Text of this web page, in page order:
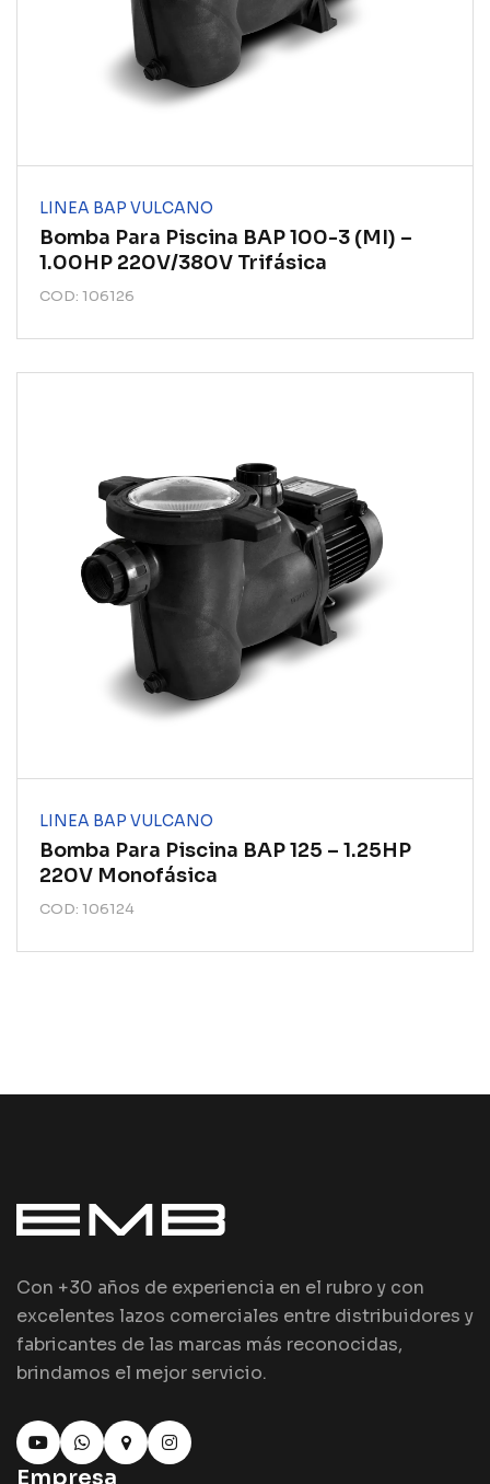
LINEA BAP VULCANO
Bomba Para Piscina BAP 100-3 (MI) –
1.00HP 220V/380V Trifásica
COD: 106126
LINEA BAP VULCANO
Bomba Para Piscina BAP 125 – 1.25HP
220V Monofásica
COD: 106124
Con +30 años de experiencia en el rubro y con
excelentes lazos comerciales entre distribuidores y
fabricantes de las marcas más reconocidas,
brindamos el mejor servicio.
Empresa